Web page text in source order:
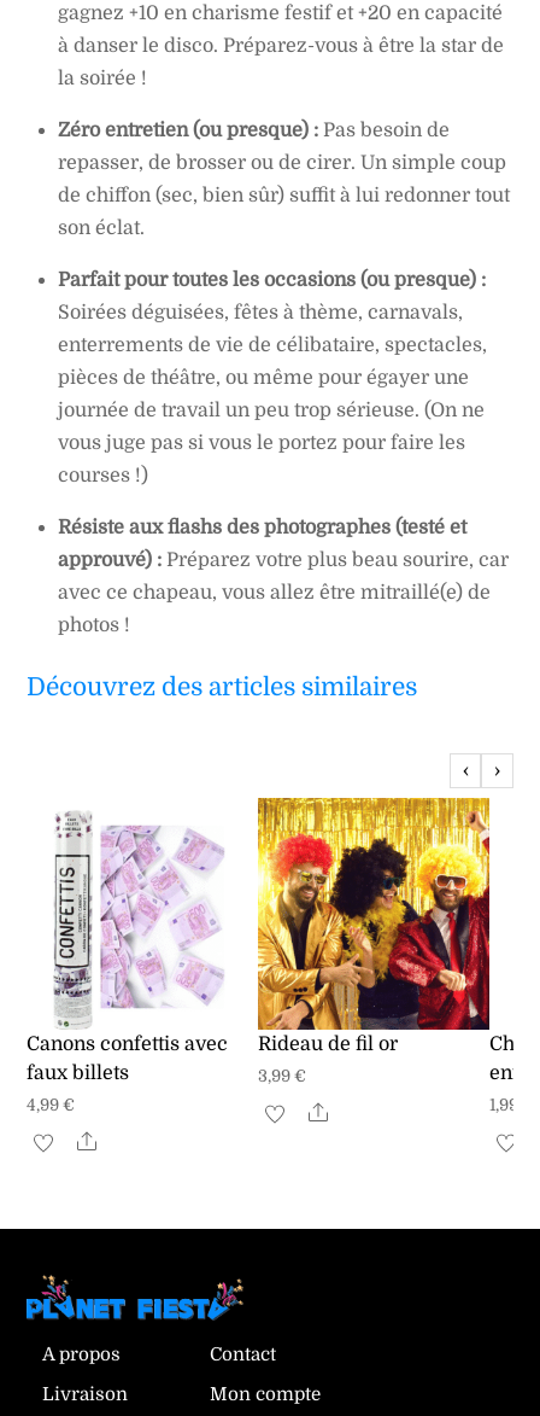
gagnez +10 en charisme festif et +20 en capacité
à danser le disco. Préparez-vous à être la star de
la soirée !
Zéro entretien (ou presque) : Pas besoin de
repasser, de brosser ou de cirer. Un simple coup
de chiffon (sec, bien sûr) suffit à lui redonner tout
son éclat.
Parfait pour toutes les occasions (ou presque) :
Soirées déguisées, fêtes à thème, carnavals,
enterrements de vie de célibataire, spectacles,
pièces de théâtre, ou même pour égayer une
journée de travail un peu trop sérieuse. (On ne
vous juge pas si vous le portez pour faire les
courses !)
Résiste aux flashs des photographes (testé et
approuvé) : Préparez votre plus beau sourire, car
avec ce chapeau, vous allez être mitraillé(e) de
photos !
Découvrez des articles similaires
‹ ›
Canons confettis avec
faux billets
4,99€
Share
Rideau de fil or
3,99€
Share 1,99
A propos
Livraison
Contact
Mon compte